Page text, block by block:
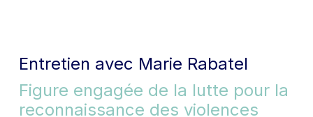
Entretien avec Marie Rabatel
Figure engagée de la lutte pour la
reconnaissance des violences